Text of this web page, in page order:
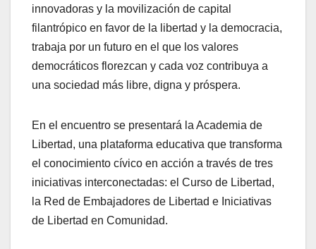
innovadoras y la movilización de capital
filantrópico en favor de la libertad y la democracia,
trabaja por un futuro en el que los valores
democráticos florezcan y cada voz contribuya a
una sociedad más libre, digna y próspera.
En el encuentro se presentará la Academia de
Libertad, una plataforma educativa que transforma
el conocimiento cívico en acción a través de tres
iniciativas interconectadas: el Curso de Libertad,
la Red de Embajadores de Libertad e Iniciativas
de Libertad en Comunidad.